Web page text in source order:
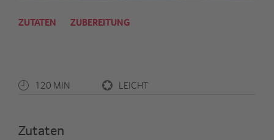
ZUTATEN ZUBEREITUNG
120 MIN LEICHT
Zutaten